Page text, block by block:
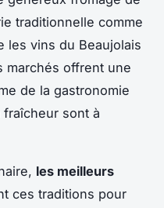
traditionnelle comme
les vins du Beaujolais
marchés offrent une
de la gastronomie
sont à
les meilleurs
ces traditions pour